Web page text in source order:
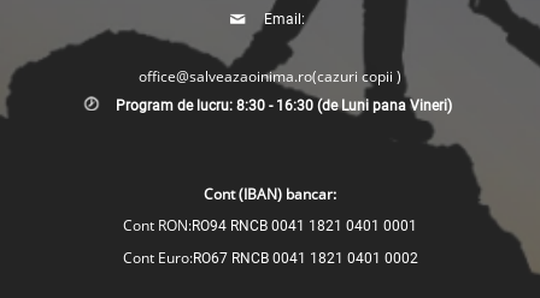
Email:
office@salveazaoinima.ro(cazuri copii )
Program de lucru: 8:30 - 16:30 (de Luni pana Vineri)
Cont (IBAN) bancar:
Cont RON:RO94 RNCB 0041 1821 0401 0001
Cont Euro:RO67 RNCB 0041 1821 0401 0002